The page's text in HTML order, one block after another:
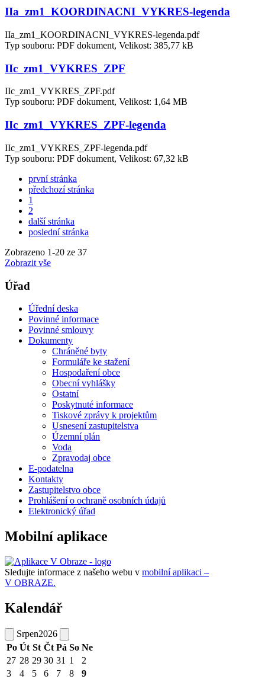
IIa_zm1_KOORDINACNI_VYKRES-legenda
IIa_zm1_KOORDINACNI_VYKRES-legenda.pdf
Typ souboru: PDF dokument, Velikost: 385,77 kB
IIc_zm1_VYKRES_ZPF
IIc_zm1_VYKRES_ZPF.pdf
Typ souboru: PDF dokument, Velikost: 1,64 MB
IIc_zm1_VYKRES_ZPF-legenda
IIc_zm1_VYKRES_ZPF-legenda.pdf
Typ souboru: PDF dokument, Velikost: 67,32 kB
první stránka
předchozí stránka
1
2
další stránka
poslední stránka
Zobrazeno 1-20 ze 37
Zobrazit vše
Úřad
Úřední deska
Povinné informace
Povinné smlouvy
Dokumenty
Chráněné byty
Formuláře ke stažení
Hospodaření obce
Obecní vyhlášky
Ostatní
Poskytnuté informace
Tiskové zprávy k projektům
Usnesení zastupitelstva
Územní plán
Voda
Zpravodaj obce
E-podatelna
Kontakty
Zastupitelstvo obce
Prohlášení o ochraně osobních údajů
Elektronický úřad
Mobilní aplikace
Sledujte informace z našeho webu v mobilní aplikaci –
V OBRAZE.
Kalendář
Srpen2026
Po Út St Čt Pá So Ne
27 28 29 30 31 1
2
3
4 5 6 7 8
9